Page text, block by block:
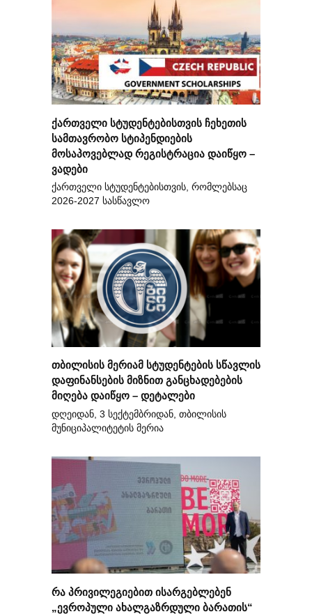
ქართველი სტუდენტებისთვის ჩეხეთის
სამთავრობო სტიპენდიების
მოსაპოვებლად რეგისტრაცია დაიწყო –
ვადები
ქართველი სტუდენტებისთვის, რომლებსაც
2026-2027 სასწავლო
თბილისის მერიამ სტუდენტების სწავლის
დაფინანსების მიზნით განცხადებების
მიღება დაიწყო – დეტალები
დღეიდან, 3 სექტემბრიდან, თბილისის
მუნიციპალიტეტის მერია
რა პრივილეგიებით ისარგებლებენ
„ევროპული ახალგაზრდული ბარათის“